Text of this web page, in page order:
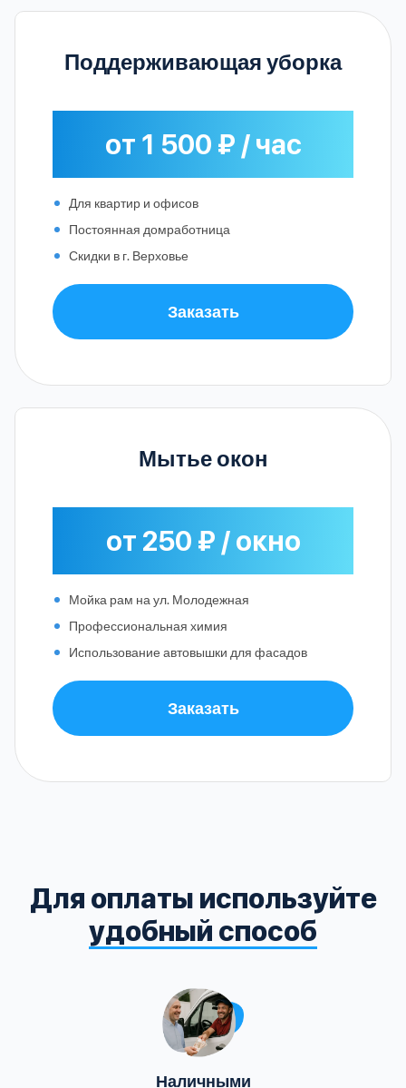
Поддерживающая уборка
от 1 500 ₽ / час
Для квартир и офисов
Постоянная домработница
Скидки в г. Верховье
Заказать
Мытье окон
от 250 ₽ / окно
Мойка рам на ул. Молодежная
Профессиональная химия
Использование автовышки для фасадов
Заказать
Для оплаты используйте
удобный способ
Наличными